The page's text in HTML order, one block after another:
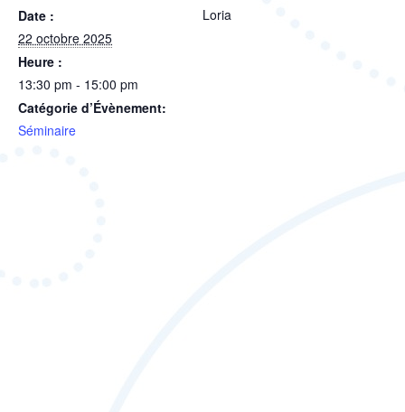
Date :
22 octobre 2025
Heure :
13:30 pm - 15:00 pm
Catégorie d’Évènement:
Séminaire
Loria